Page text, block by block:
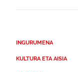
INGURUMENA
KULTURA ETA AISIA